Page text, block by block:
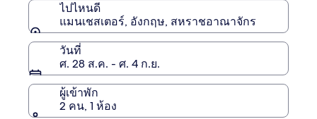
ไปไหนดี
แมนเชสเตอร์, อังกฤษ, สหราชอาณาจักร
วันที่
ศ. 28 ส.ค. - ศ. 4 ก.ย.
ผู้เข้าพัก
2 คน, 1 ห้อง